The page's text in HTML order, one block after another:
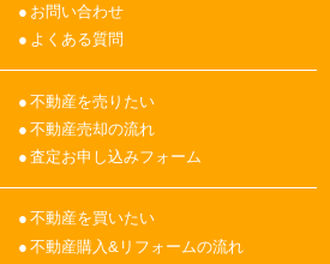
お問い合わせ
よくある質問
不動産を売りたい
不動産売却の流れ
査定お申し込みフォーム
不動産を買いたい
不動産購入&リフォームの流れ